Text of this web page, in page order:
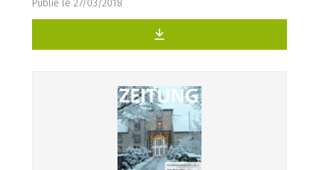
Publié le 27/03/2018